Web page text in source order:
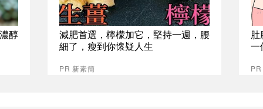
醇
減肥首選，檸檬加它，堅持一週，腰
細了，瘦到你懷疑人生
PR 新素簡
肚
一